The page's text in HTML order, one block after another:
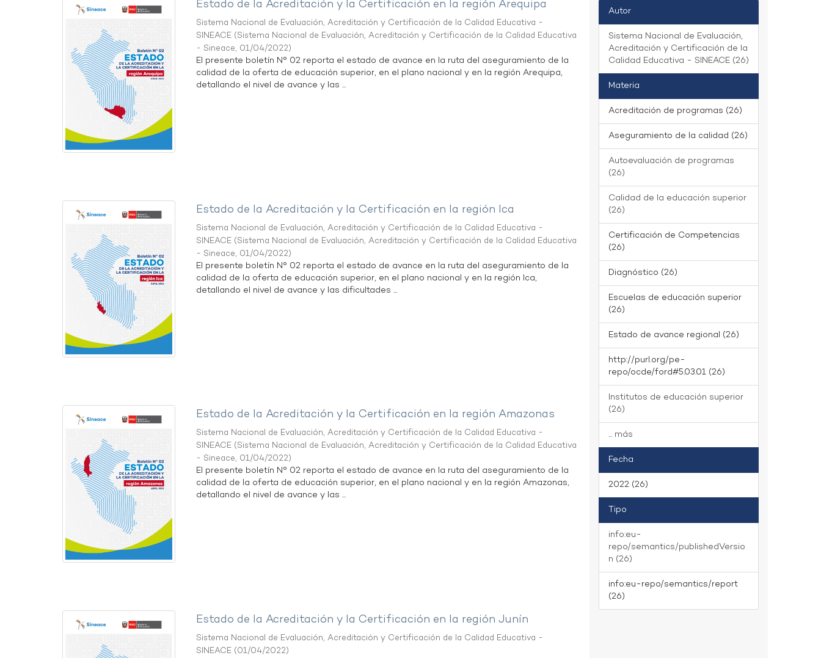
Estado de la Acreditación y la Certificación en la región Arequipa
Sistema Nacional de Evaluación, Acreditación y Certificación de la Calidad Educativa -
SINEACE (Sistema Nacional de Evaluación, Acreditación y Certificación de la Calidad Educativa
- Sineace, 01/04/2022)
El presente boletín N° 02 reporta el estado de avance en la ruta del aseguramiento de la
calidad de la oferta de educación superior, en el plano nacional y en la región Arequipa,
detallando el nivel de avance y las ...
Estado de la Acreditación y la Certificación en la región Ica
Sistema Nacional de Evaluación, Acreditación y Certificación de la Calidad Educativa -
SINEACE (Sistema Nacional de Evaluación, Acreditación y Certificación de la Calidad Educativa
- Sineace, 01/04/2022)
El presente boletín N° 02 reporta el estado de avance en la ruta del aseguramiento de la
calidad de la oferta de educación superior, en el plano nacional y en la región Ica,
detallando el nivel de avance y las dificultades ...
Estado de la Acreditación y la Certificación en la región Amazonas
Sistema Nacional de Evaluación, Acreditación y Certificación de la Calidad Educativa -
SINEACE (Sistema Nacional de Evaluación, Acreditación y Certificación de la Calidad Educativa
- Sineace, 01/04/2022)
El presente boletín N° 02 reporta el estado de avance en la ruta del aseguramiento de la
calidad de la oferta de educación superior, en el plano nacional y en la región Amazonas,
detallando el nivel de avance y las ...
Estado de la Acreditación y la Certificación en la región Junín
Sistema Nacional de Evaluación, Acreditación y Certificación de la Calidad Educativa -
SINEACE (01/04/2022)
Autor
Sistema Nacional de Evaluación,
Acreditación y Certificación de la
Calidad Educativa - SINEACE (26)
Materia
Acreditación de programas (26)
Aseguramiento de la calidad (26)
Autoevaluación de programas
(26)
Calidad de la educación superior
(26)
Certificación de Competencias
(26)
Diagnóstico (26)
Escuelas de educación superior
(26)
Estado de avance regional (26)
http://purl.org/pe-
repo/ocde/ford#5.03.01 (26)
Institutos de educación superior
(26)
... más
Fecha
2022 (26)
Tipo
info:eu-
repo/semantics/publishedVersio
n (26)
info:eu-repo/semantics/report
(26)